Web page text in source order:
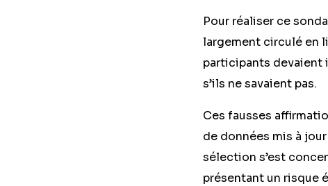
Pour réaliser ce
largement circulé en
participants devaient
s’ils ne savaient pas.
Ces fausses
de données mis à
sélection s’est
présentant un risque